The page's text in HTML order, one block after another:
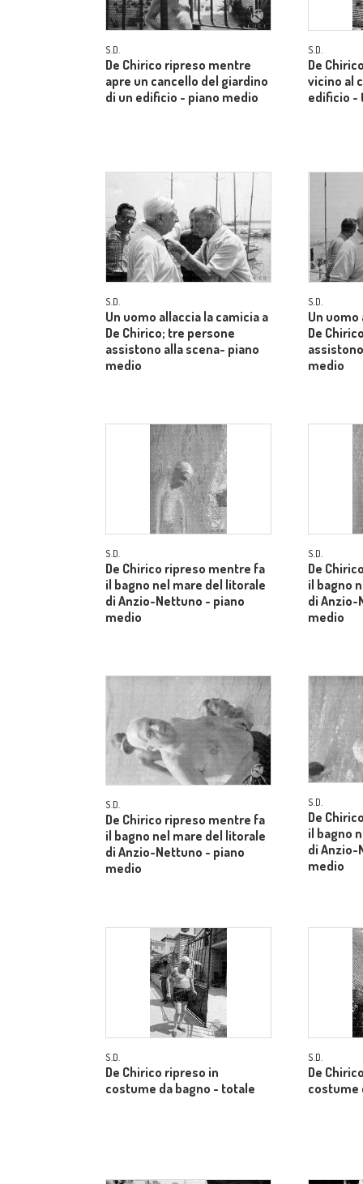
S.D.
De Chirico ripreso mentre
apre un cancello del giardino
di un edificio - piano medio
S.D.
De
vicino al
edificio -
S.D.
Un uomo allaccia la camicia a
De Chirico; tre persone
assistono alla scena- piano
medio
S.D.
Un uomo
De
medio
S.D.
De Chirico ripreso mentre fa
il bagno nel mare del litorale
di Anzio-Nettuno - piano
medio
S.D.
De
il bagno
di Anzio-
medio
S.D.
De Chirico ripreso mentre fa
il bagno nel mare del litorale
di Anzio-Nettuno - piano
medio
S.D.
De
il bagno
di Anzio-
medio
S.D.
De Chirico ripreso in
costume da bagno - totale
S.D.
De
costume